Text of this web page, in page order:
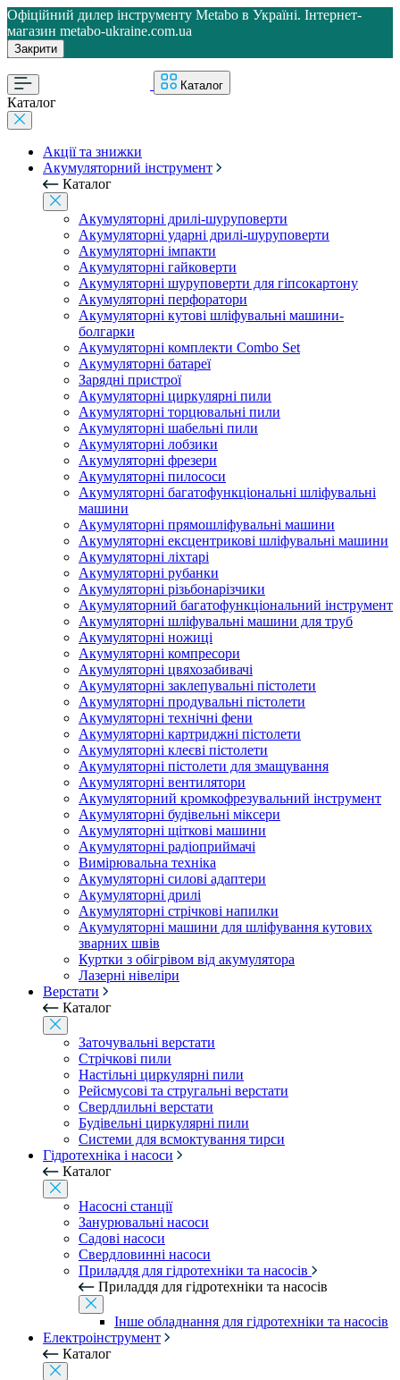
Офіційний дилер інструменту Metabo в Україні. Інтернет-
магазин metabo-ukraine.com.ua
Закрити
Каталог
Каталог
Акції та знижки
Акумуляторний інструмент
Каталог
Акумуляторні дрилі-шуруповерти
Акумуляторні ударні дрилі-шуруповерти
Акумуляторні імпакти
Акумуляторні гайковерти
Акумуляторні шуруповерти для гіпсокартону
Акумуляторні перфоратори
Акумуляторні кутові шліфувальні машини-
болгарки
Акумуляторні комплекти Combo Set
Акумуляторні батареї
Зарядні пристрої
Акумуляторні циркулярні пили
Акумуляторні торцювальні пили
Акумуляторні шабельні пили
Акумуляторні лобзики
Акумуляторні фрезери
Акумуляторні пилососи
Акумуляторні багатофункціональні шліфувальні
машини
Акумуляторні прямошліфувальні машини
Акумуляторні ексцентрикові шліфувальні машини
Акумуляторні ліхтарі
Акумуляторні рубанки
Акумуляторні різьбонарізчики
Акумуляторний багатофункціональний інструмент
Акумуляторні шліфувальні машини для труб
Акумуляторні ножиці
Акумуляторні компресори
Акумуляторні цвяхозабивачі
Акумуляторні заклепувальні пістолети
Акумуляторні продувальні пістолети
Акумуляторні технічні фени
Акумуляторні картриджні пістолети
Акумуляторні клеєві пістолети
Акумуляторні пістолети для змащування
Акумуляторні вентилятори
Акумуляторний кромкофрезувальний інструмент
Акумуляторні будівельні міксери
Акумуляторні щіткові машини
Акумуляторні радіоприймачі
Вимірювальна техніка
Акумуляторні силові адаптери
Акумуляторні дрилі
Акумуляторні стрічкові напилки
Акумуляторні машини для шліфування кутових
зварних швів
Куртки з обігрівом від акумулятора
Лазерні нівеліри
Верстати
Каталог
Заточувальні верстати
Стрічкові пили
Настільні циркулярні пили
Рейсмусові та стругальні верстати
Свердлильні верстати
Будівельні циркулярні пили
Системи для всмоктування тирси
Гідротехніка і насоси
Каталог
Насосні станції
Занурювальні насоси
Садові насоси
Свердловинні насоси
Приладдя для гідротехніки та насосів
Приладдя для гідротехніки та насосів
Інше обладнання для гідротехніки та насосів
Електроінструмент
Каталог